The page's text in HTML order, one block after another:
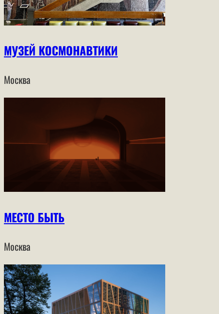
МУЗЕЙ КОСМОНАВТИКИ
Москва
МЕСТО БЫТЬ
Москва